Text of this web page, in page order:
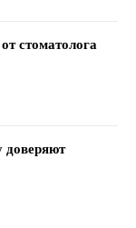
стоматолога
доверяют